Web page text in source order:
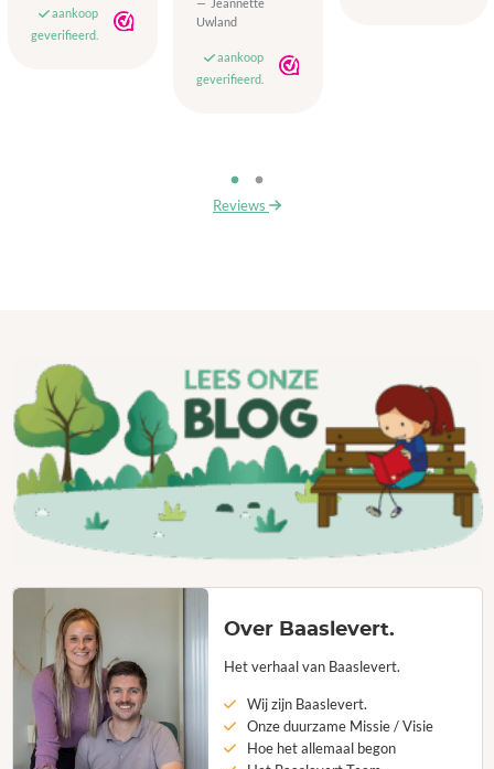
aankoop
geverifieerd.
Jeannette
Uwland
aankoop
geverifieerd.
Reviews
Over Baaslevert.
Het verhaal van Baaslevert.
Wij zijn Baaslevert.
Onze duurzame Missie / Visie
Hoe het allemaal begon